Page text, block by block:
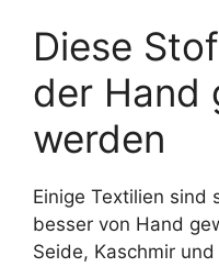
Diese
der Hand
werden
Einige Textilien sind
besser von Hand
Seide, Kaschmir